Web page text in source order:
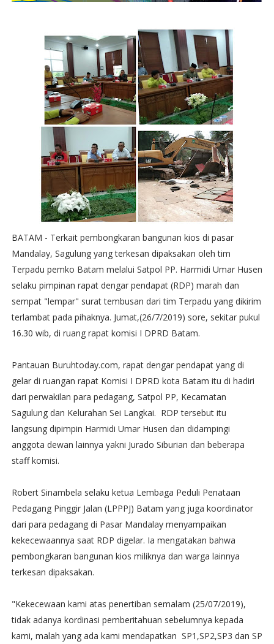
BATAM - Terkait pembongkaran bangunan kios di pasar
Mandalay, Sagulung yang terkesan dipaksakan oleh tim
Terpadu pemko Batam melalui Satpol PP. Harmidi Umar Husen
selaku pimpinan rapat dengar pendapat (RDP) marah dan
sempat "lempar" surat tembusan dari tim Terpadu yang dikirim
terlambat pada pihaknya. Jumat,(26/7/2019) sore, sekitar pukul
16.30 wib, di ruang rapat komisi I DPRD Batam.
Pantauan Buruhtoday.com, rapat dengar pendapat yang di
gelar di ruangan rapat Komisi I DPRD kota Batam itu di hadiri
dari perwakilan para pedagang, Satpol PP, Kecamatan
Sagulung dan Kelurahan Sei Langkai. RDP tersebut itu
langsung dipimpin Harmidi Umar Husen dan didampingi
anggota dewan lainnya yakni Jurado Siburian dan beberapa
staff komisi.
Robert Sinambela selaku ketua Lembaga Peduli Penataan
Pedagang Pinggir Jalan (LPPPJ) Batam yang juga koordinator
dari para pedagang di Pasar Mandalay menyampaikan
kekecewaannya saat RDP digelar. Ia mengatakan bahwa
pembongkaran bangunan kios miliknya dan warga lainnya
terkesan dipaksakan.
"Kekecewaan kami atas penertiban semalam (25/07/2019),
tidak adanya kordinasi pemberitahuan sebelumnya kepada
kami, malah yang ada kami mendapatkan SP1,SP2,SP3 dan SP